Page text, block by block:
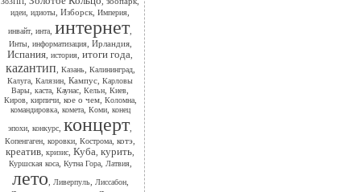
идеи идиоты Изборск Империя
инвайт, инта интернет,
Инты, информатизация, Ирландия,
Испания история итоги года
каzантип Казань, Калининград,
Калуга Калязин Кампус Карловы
Вары каста Каунас Кельн Киев
Киров, кирпичи, кое о чем, Коломна,
командировка, комета, Коми, конец
эпохи конкурс концерт,
Копенгаген коровки Кострома котэ
креатив кризис Куба курить
Куршская коса, Кутна Гора, Латвия,
лето Ливерпуль, Лиссабон,